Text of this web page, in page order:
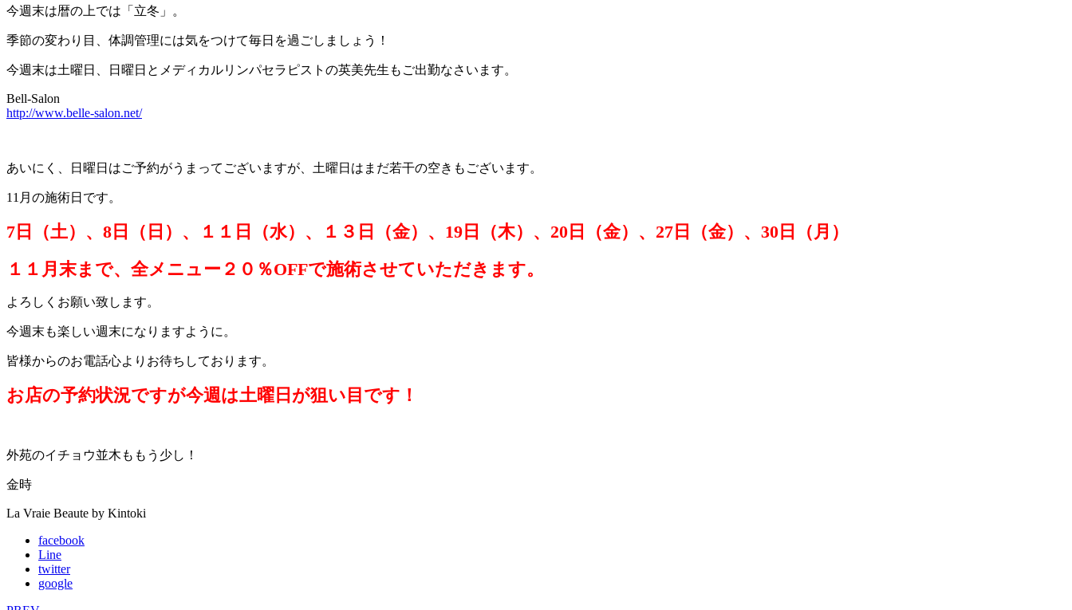
今週末は暦の上では「立冬」。
季節の変わり目、体調管理には気をつけて毎日を過ごしましょう！
今週末は土曜日、日曜日とメディカルリンパセラピストの英美先生もご出勤なさいます。
Bell-Salon
http://www.belle-salon.net/
あいにく、日曜日はご予約がうまってございますが、土曜日はまだ若干の空きもございます。
11月の施術日です。
7日（土）、8日（日）、１１日（水）、１３日（金）、19日（木）、20日（金）、27日（金）、30日（月）
１１月末まで、全メニュー２０％OFFで施術させていただきます。
よろしくお願い致します。
今週末も楽しい週末になりますように。
皆様からのお電話心よりお待ちしております。
お店の予約状況ですが今週は土曜日が狙い目です！
外苑のイチョウ並木ももう少し！
金時
La Vraie Beaute by Kintoki
facebook
Line
twitter
google